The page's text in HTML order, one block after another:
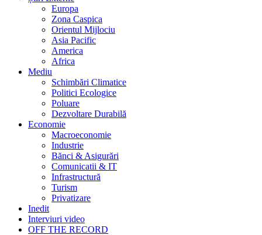
Europa
Zona Caspica
Orientul Mijlociu
Asia Pacific
America
Africa
Mediu
Schimbări Climatice
Politici Ecologice
Poluare
Dezvoltare Durabilă
Economie
Macroeconomie
Industrie
Bănci & Asigurări
Comunicatii & IT
Infrastructură
Turism
Privatizare
Inedit
Interviuri video
OFF THE RECORD